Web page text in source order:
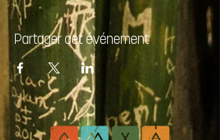
Partager cet événement